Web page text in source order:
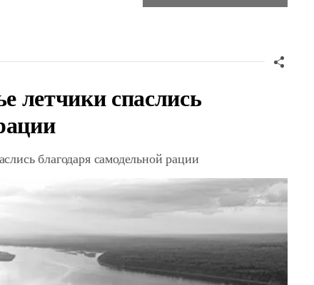
летчики спаслись
благодаря самодельной рации